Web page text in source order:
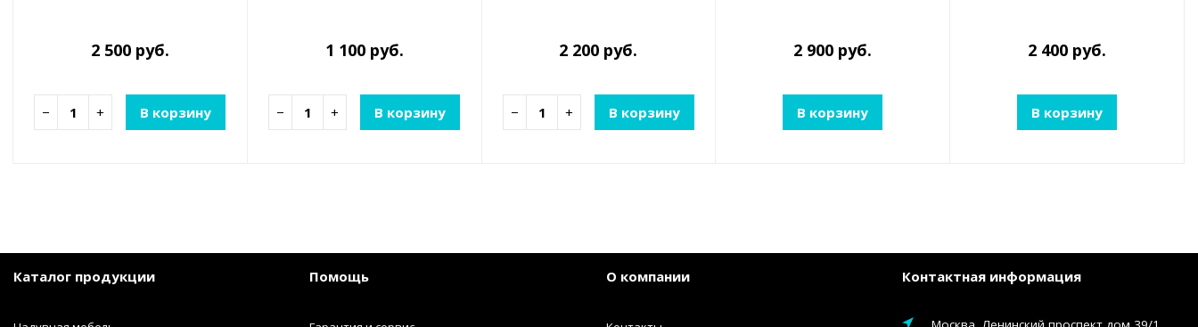
обеззараживания воды
2 500 руб.
− + В корзину
1 100 руб.
− + В корзину
2 200 руб.
− + В корзину
2 900 руб.
В корзину
2 400 руб.
В корзину
Каталог продукции Помощь О компании Контактная информация